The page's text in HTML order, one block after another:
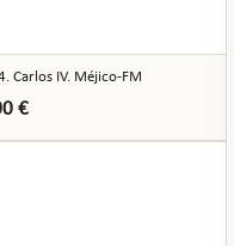
Carlos IV. Méjico-FM
€